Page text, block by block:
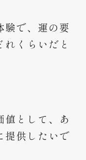
験で、運の要
くらいだと
値として、あ
提供したいで